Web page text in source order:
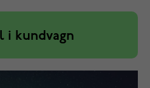
i kundvagn